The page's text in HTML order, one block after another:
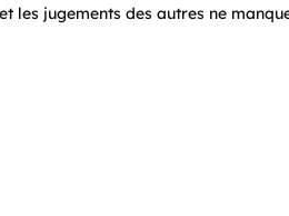
les jugements des autres ne